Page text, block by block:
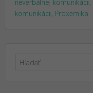
neverbálnej komunikácii
komunikácii Proxemika
Hľadať: